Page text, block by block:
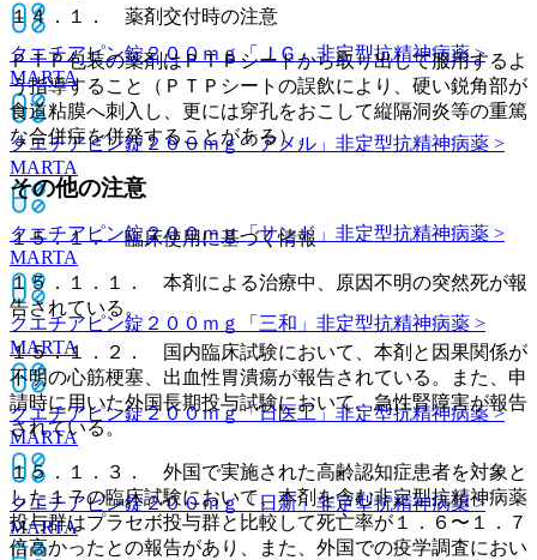
クエチアピン錠２００ｍｇ「ＪＧ」非定型抗精神病薬 >
MARTA
クエチアピン錠２００ｍｇ「アメル」 非定型抗精神病薬 >
MARTA
クエチアピン錠２００ｍｇ「サンド」 非定型抗精神病薬 >
MARTA
クエチアピン錠２００ｍｇ「三和」 非定型抗精神病薬 >
MARTA
クエチアピン錠２００ｍｇ「日医工」非定型抗精神病薬 >
MARTA
クエチアピン錠２００ｍｇ「日新」非定型抗精神病薬 >
MARTA
１４．１． 薬剤交付時の注意
ＰＴＰ包装の薬剤はＰＴＰシートから取り出して服用するよ
う指導すること（ＰＴＰシートの誤飲により、硬い鋭角部が
食道粘膜へ刺入し、更には穿孔をおこして縦隔洞炎等の重篤
な合併症を併発することがある）。
その他の注意
１５．１． 臨床使用に基づく情報
１５．１．１． 本剤による治療中、原因不明の突然死が報
告されている。
１５．１．２． 国内臨床試験において、本剤と因果関係が
不明の心筋梗塞、出血性胃潰瘍が報告されている。また、申
請時に用いた外国長期投与試験において、急性腎障害が報告
されている。
１５．１．３． 外国で実施された高齢認知症患者を対象と
した１７の臨床試験において、本剤を含む非定型抗精神病薬
投与群はプラセボ投与群と比較して死亡率が１．６〜１．７
倍高かったとの報告があり、また、外国での疫学調査におい